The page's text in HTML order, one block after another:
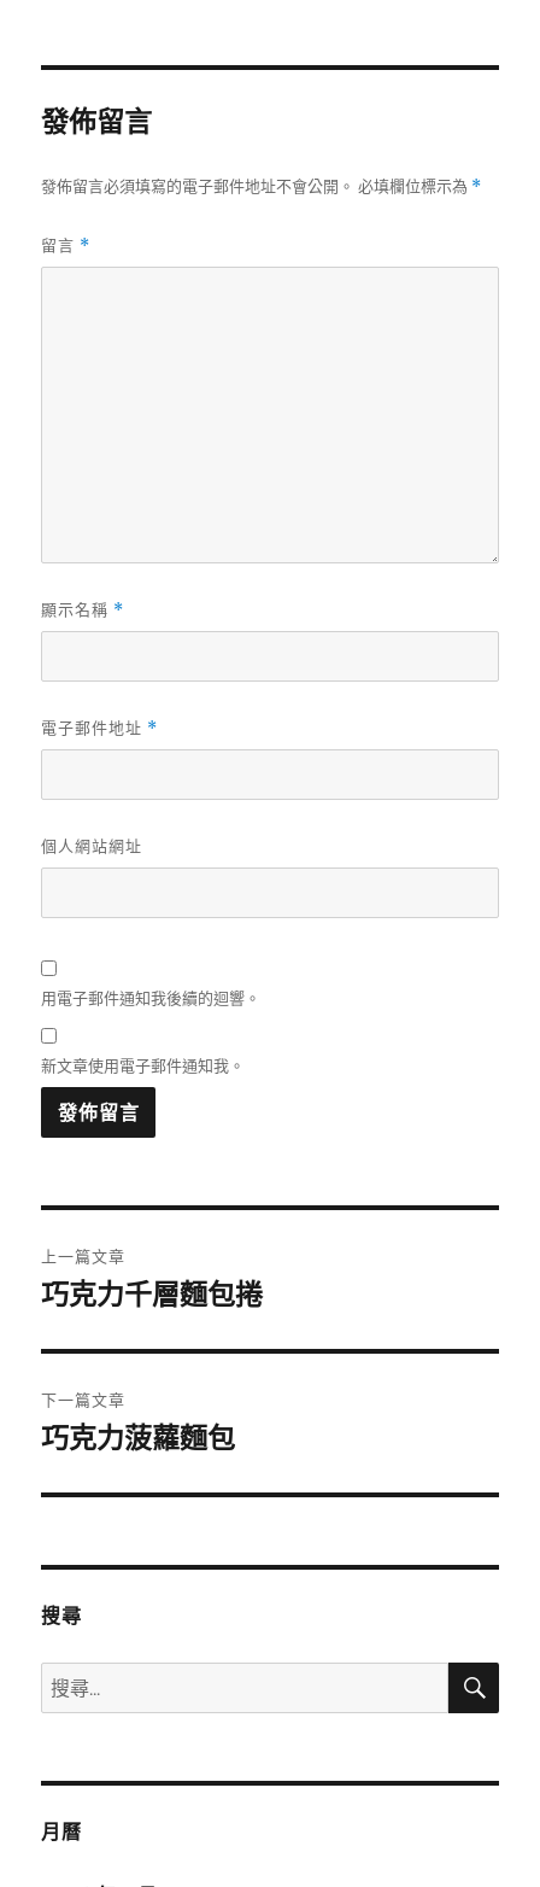
發佈留言
發佈留言必須填寫的電子郵件地址不會公開。 必填欄位標示為 *
留言 *
顯示名稱 *
電子郵件地址 *
個人網站網址
用電子郵件通知我後續的迴響。
新文章使用電子郵件通知我。
章
覽
上一篇文章
上
篇
文
章:
巧克力千層麵包捲
下一篇文章
下
篇
章:
巧克力菠蘿麵包
搜尋
搜
尋
鍵
搜
月曆